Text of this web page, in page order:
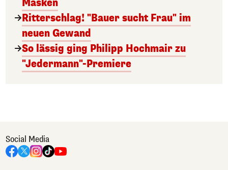
Masken
Ritterschlag! "Bauer sucht Frau" im
neuen Gewand
So lässig ging Philipp Hochmair zu
"Jedermann"-Premiere
Social Media